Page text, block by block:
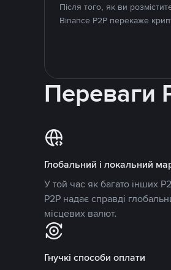
Після того, як ви
Binance P2P перекаже
Переваги
Глобальний і локальний
У той час як багато інших
P2P надає справді
місцевих валют.
Гнучкі способи оплати